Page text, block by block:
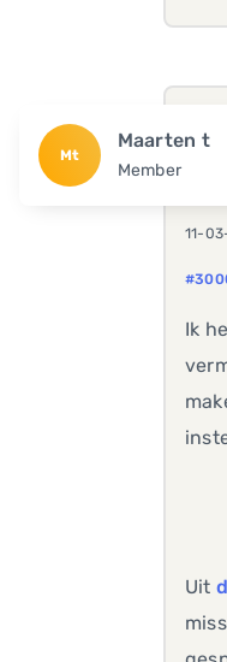
Mt
Maarten t
Member
11-
Ik
Uit